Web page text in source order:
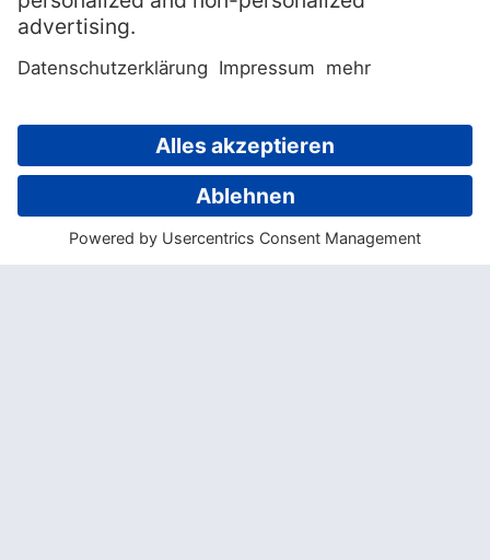
Hier auf der Insel Malaita scheint an vielen